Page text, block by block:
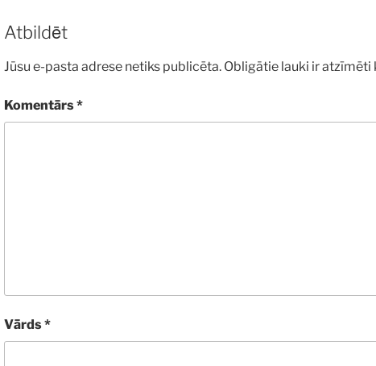
Atbildēt
Jūsu e-pasta adrese netiks publicēta. Obligātie lauki ir atzīmēti
Komentārs*
Vārds*